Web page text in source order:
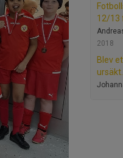
12/13
2018
Blev
ursäkt.